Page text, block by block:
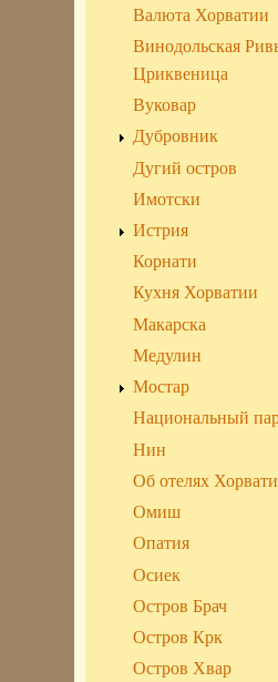
Валюта Хорватии
Винодольская
Цриквеница
Вуковар
Дубровник
Дугий остров
Имотски
Истрия
Корнати
Кухня Хорватии
Макарска
Медулин
Мостар
Национальный
Нин
Об отелях
Омиш
Опатия
Осиек
Остров Брач
Остров Крк
Остров Хвар